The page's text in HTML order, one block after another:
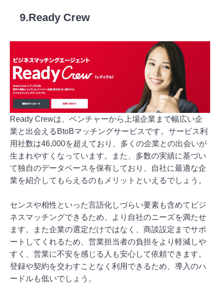
9.Ready Crew
Ready Crewは、ベンチャーから上場企業まで幅広い企
業と出会えるBtoBマッチングサービスです。サービス利
用社数は46,000を超えており、多くの企業との出会いが
生まれやすくなっています。また、多数の実績に基づい
て独自のデータベースを保有しており、自社に最適な企
業を紹介してもらえるのもメリットといえるでしょう。
センスや相性といった言語化しづらい要素も含めてビジ
ネスマッチングできるため、より自社のニーズを満たせ
ます。また企業の選定だけではなく、商談設定までサポ
ートしてくれるため、営業担当者の負担をより軽減しや
すく、営業に不安を感じる人も安心して依頼できます。
登録や契約を交わすことなく利用できるため、導入のハ
ードルも低いでしょう。